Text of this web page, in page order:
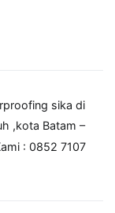
sika di
,kota Batam –
: 0852 7107